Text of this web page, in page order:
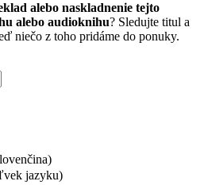
alebo naskladnenie tejto
alebo audioknihu? Sledujte titul a
niečo z toho pridáme do ponuky.
jazyku)